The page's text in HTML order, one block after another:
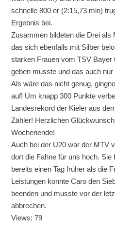
schnelle 800 er (2:15,73 min)
Ergebnis bei.
Zusammen bildeten die Drei als
das sich ebenfalls mit Silber
starken Frauen vom TSV Bayer
geben musste und das auch
Als wäre das nicht genug,
auf! Um knapp 300 Punkte
Landesrekord der Kieler aus
Zähler! Herzlichen
Wochenende!
Auch bei der U20 war der MTV
dort die Fahne für uns hoch. Sie
bereits einen Tag früher als die
Leistungen konnte Caro den
beenden und musste vor der
abbrechen.
Views: 79